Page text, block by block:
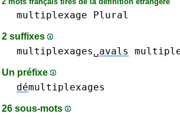
multiplexage Plural
2 suffixes
multiplexages␣avals
Un préfixe
démultiplexages
26 sous-mots